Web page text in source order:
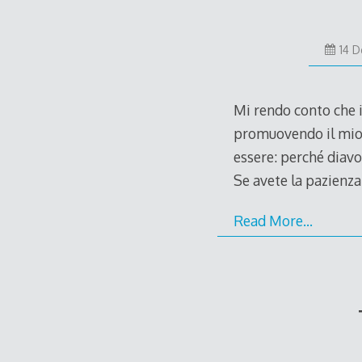
14
Mi rendo conto
promuovendo il
essere: perché
Se avete la
Read More…